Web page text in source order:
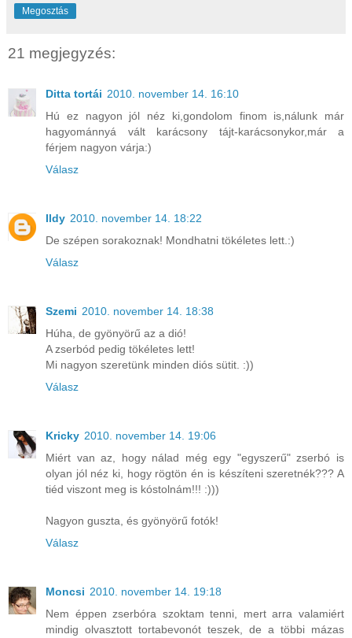
Megosztás
21 megjegyzés:
Ditta tortái 2010. november 14. 16:10
Hú ez nagyon jól néz ki,gondolom finom is,nálunk már
hagyománnyá vált karácsony tájt-karácsonykor,már a
férjem nagyon várja:)
Válasz
Ildy 2010. november 14. 18:22
De szépen sorakoznak! Mondhatni tökéletes lett.:)
Válasz
Szemi 2010. november 14. 18:38
Húha, de gyönyörű az a dió!
A zserbód pedig tökéletes lett!
Mi nagyon szeretünk minden diós sütit. :))
Válasz
Kricky 2010. november 14. 19:06
Miért van az, hogy nálad még egy "egyszerű" zserbó is
olyan jól néz ki, hogy rögtön én is készíteni szeretnék??? A
tiéd viszont meg is kóstolnám!!! :)))
Nagyon guszta, és gyönyörű fotók!
Válasz
Moncsi 2010. november 14. 19:18
Nem éppen zserbóra szoktam tenni, mert arra valamiért
mindig olvasztott tortabevonót teszek, de a többi mázas